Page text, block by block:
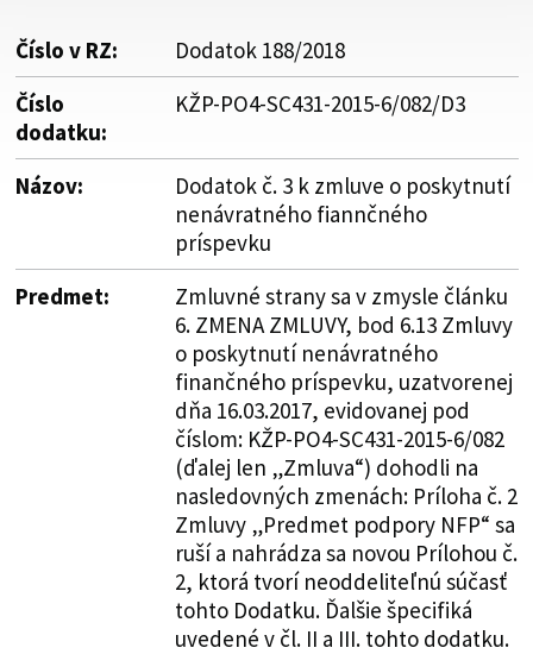
Číslo v RZ:
Dodatok 188/2018
Číslo
dodatku:
KŽP-PO4-SC431-2015-6/082/D3
Názov:
Dodatok č. 3 k zmluve o poskytnutí
nenávratného fiannčného
príspevku
Predmet:
Zmluvné strany sa v zmysle článku
6. ZMENA ZMLUVY, bod 6.13 Zmluvy
o poskytnutí nenávratného
finančného príspevku, uzatvorenej
dňa 16.03.2017, evidovanej pod
číslom: KŽP-PO4-SC431-2015-6/082
(ďalej len „Zmluva“) dohodli na
nasledovných zmenách: Príloha č. 2
Zmluvy „Predmet podpory NFP“ sa
ruší a nahrádza sa novou Prílohou č.
2, ktorá tvorí neoddeliteľnú súčasť
tohto Dodatku. Ďalšie špecifiká
uvedené v čl. II a III. tohto dodatku.